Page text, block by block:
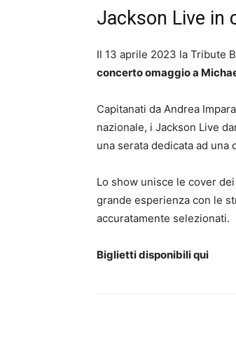
Jackson Live in
Il 13 aprile 2023 la Tribute
concerto omaggio a
Capitanati da Andrea
nazionale, i Jackson Live
una serata dedicata ad
Lo show unisce le cover
grande esperienza con le
accuratamente selezionati.
Biglietti disponibili qui